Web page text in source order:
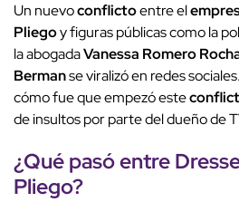
Un nuevoconflictoentre el
Pliegoy figuras públicas como la
la abogadaVanessa Romero
Bermanse viralizó en redes
cómo fue que empezó este
de insultos por parte del dueño de
¿Qué pasó entre
Pliego?